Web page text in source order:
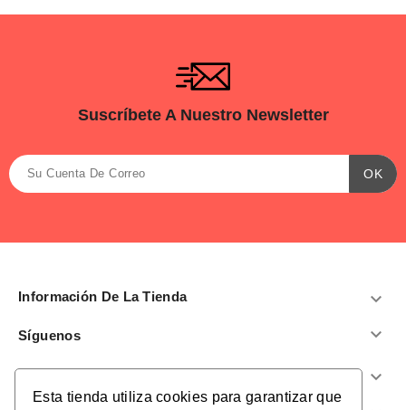
Esta tienda utiliza cookies para garantizar que
Suscríbete A Nuestro Newsletter
Información De La Tienda 
Síguenos 
Productos 